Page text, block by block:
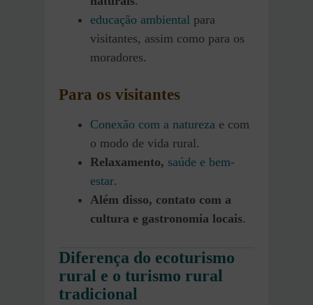
educação ambiental para
visitantes, assim como para os
moradores.
Para os visitantes
Conexão com a natureza e com
o modo de vida rural.
Relaxamento, saúde e bem-
estar.
Além disso, contato com a
cultura e gastronomia locais.
Diferença do ecoturismo
rural e o turismo rural
tradicional